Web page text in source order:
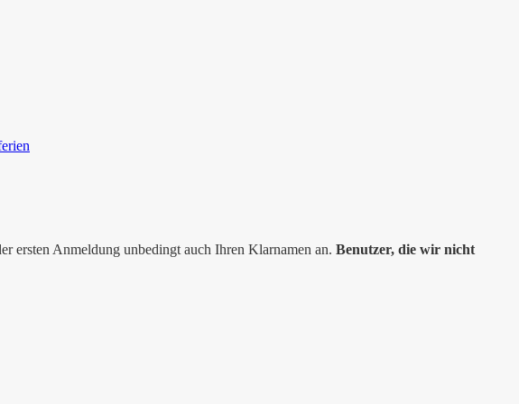
ersten Anmeldung unbedingt auch Ihren Klarnamen an. Benutzer, die wir nicht